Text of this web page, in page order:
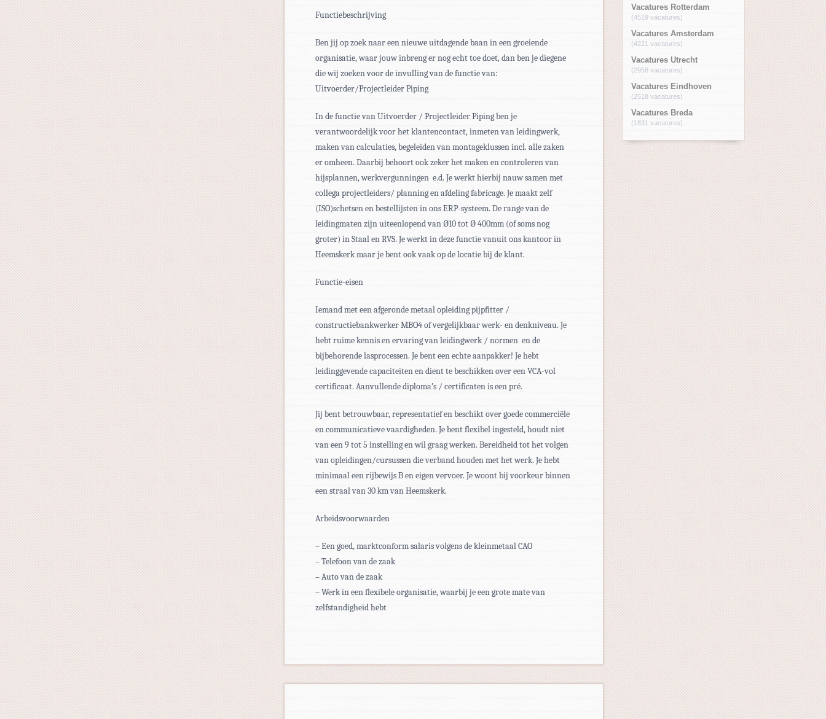
Functiebeschrijving
Ben jij op zoek naar een nieuwe uitdagende baan in een groeiende
organisatie, waar jouw inbreng er nog echt toe doet, dan ben je diegene
die wij zoeken voor de invulling van de functie van:
Uitvoerder/Projectleider Piping
In de functie van Uitvoerder / Projectleider Piping ben je
verantwoordelijk voor het klantencontact, inmeten van leidingwerk,
maken van calculaties, begeleiden van montageklussen incl. alle zaken
er omheen. Daarbij behoort ook zeker het maken en controleren van
hijsplannen, werkvergunningen e.d. Je werkt hierbij nauw samen met
collega projectleiders/ planning en afdeling fabricage. Je maakt zelf
(ISO)schetsen en bestellijsten in ons ERP-systeem. De range van de
leidingmaten zijn uiteenlopend van Ø10 tot Ø 400mm (of soms nog
groter) in Staal en RVS. Je werkt in deze functie vanuit ons kantoor in
Heemskerk maar je bent ook vaak op de locatie bij de klant.
Functie-eisen
Iemand met een afgeronde metaal opleiding pijpfitter /
constructiebankwerker MBO4 of vergelijkbaar werk- en denkniveau. Je
hebt ruime kennis en ervaring van leidingwerk / normen en de
bijbehorende lasprocessen. Je bent een echte aanpakker! Je hebt
leidinggevende capaciteiten en dient te beschikken over een VCA-vol
certificaat. Aanvullende diploma’s / certificaten is een pré.
Jij bent betrouwbaar, representatief en beschikt over goede commerciële
en communicatieve vaardigheden. Je bent flexibel ingesteld, houdt niet
van een 9 tot 5 instelling en wil graag werken. Bereidheid tot het volgen
van opleidingen/cursussen die verband houden met het werk. Je hebt
minimaal een rijbewijs B en eigen vervoer. Je woont bij voorkeur binnen
een straal van 30 km van Heemskerk.
Arbeidsvoorwaarden
– Een goed, marktconform salaris volgens de kleinmetaal CAO
– Telefoon van de zaak
– Auto van de zaak
– Werk in een flexibele organisatie, waarbij je een grote mate van
zelfstandigheid hebt
Vacatures Rotterdam
(4519 vacatures)
Vacatures Amsterdam
(4221 vacatures)
Vacatures Utrecht
(2958 vacatures)
Vacatures Eindhoven
(2518 vacatures)
Vacatures Breda
(1831 vacatures)